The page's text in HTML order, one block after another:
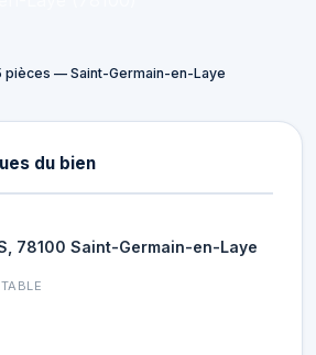
pièces — Saint-Germain-en-Laye
du bien
78100 Saint-Germain-en-Laye